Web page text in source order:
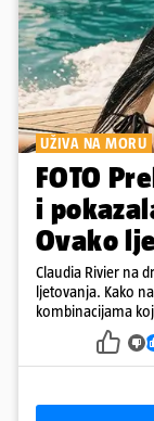
UŽIVA NA MORU
FOTO
i
Ovako
Claudia Rivier na
ljetovanja. Kako
kombinacijama